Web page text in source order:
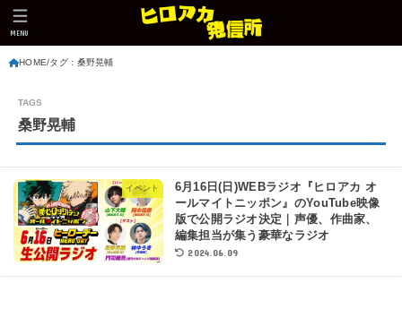
MENU
HOME タグ : 桑野晃輔
桑野晃輔
イベント
6月16日(日)WEBラジオ『ヒロアカ オ
ールマイトニッポン』のYouTube映像
版で公開ラジオ決定｜声優、作曲家、
編集担当が集う豪華なラジオ
2024.06.09